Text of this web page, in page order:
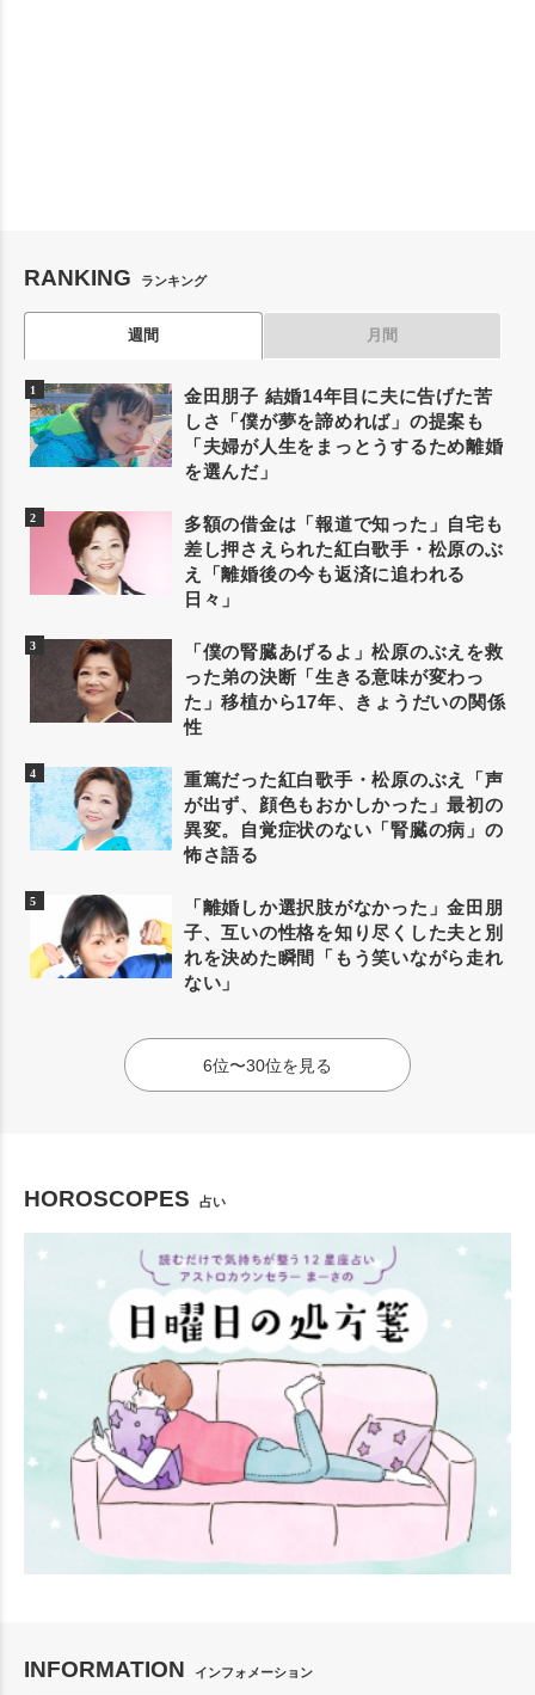
RANKING ランキング
週間 月間
金田朋子 結婚14年目に夫に告げた苦
しさ「僕が夢を諦めれば」の提案も
「夫婦が人生をまっとうするため離婚
を選んだ」
多額の借金は「報道で知った」自宅も
差し押さえられた紅白歌手・松原のぶ
え「離婚後の今も返済に追われる
日々」
「僕の腎臓あげるよ」松原のぶえを救
った弟の決断「生きる意味が変わっ
た」移植から17年、きょうだいの関係
性
重篤だった紅白歌手・松原のぶえ「声
が出ず、顔色もおかしかった」最初の
異変。自覚症状のない「腎臓の病」の
怖さ語る
「離婚しか選択肢がなかった」金田朋
子、互いの性格を知り尽くした夫と別
れを決めた瞬間「もう笑いながら走れ
ない」
6位〜30位を見る
HOROSCOPES 占い
INFORMATION インフォメーション